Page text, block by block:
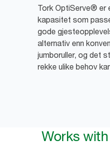
Tork OptiServe® er
kapasitet som
gode
alternativ enn
jumboruller, og det
rekke ulike behov
Works with